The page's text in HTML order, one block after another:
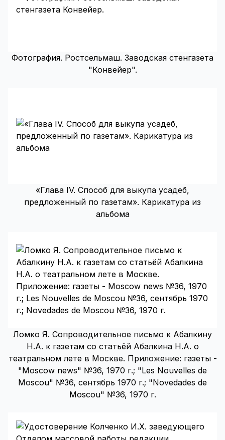
Фотография. Ростсельмаш. Заводская стенгазета
"Конвейер".
«Глава IV. Способ для выкупа усадеб,
предложенный по газетам». Карикатура из
альбома
Ломко Я. Сопроводительное письмо к Абалкину
Н.А. к газетам со статьёй Абалкина Н.А. о
театральном лете в Москве. Приложение: газеты -
"Moscow news" №36, 1970 г.; "Les Nouvelles de
Moscou" №36, сентябрь 1970 г.; "Novedades de
Moscou" №36, 1970 г.